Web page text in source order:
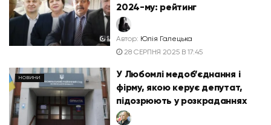
2024-му: рейтинг
Автор: Юлія Галецька
28 СЕРПНЯ 2025 В 17:45
НОВИНИ
У Любомлі медоб’єднання і
фірму, якою керує депутат,
підозрюють у розкраданнях